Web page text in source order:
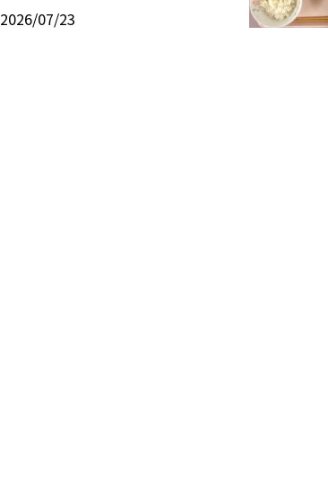
2026/07/23